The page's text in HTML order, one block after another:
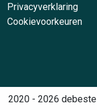
Privacyverklaring
Cookievoorkeuren
2020 - 2026